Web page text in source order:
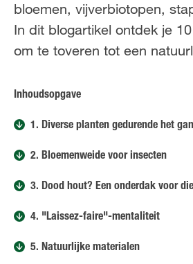
bloemen, vijverbiotopen,
In dit blogartikel ontdek je
om te toveren tot een
Inhoudsopgave
1. Diverse planten gedurende het
2. Bloemenweide voor insecten
3. Dood hout? Een onderdak voor
4. "Laissez-faire"-mentaliteit
5. Natuurlijke materialen